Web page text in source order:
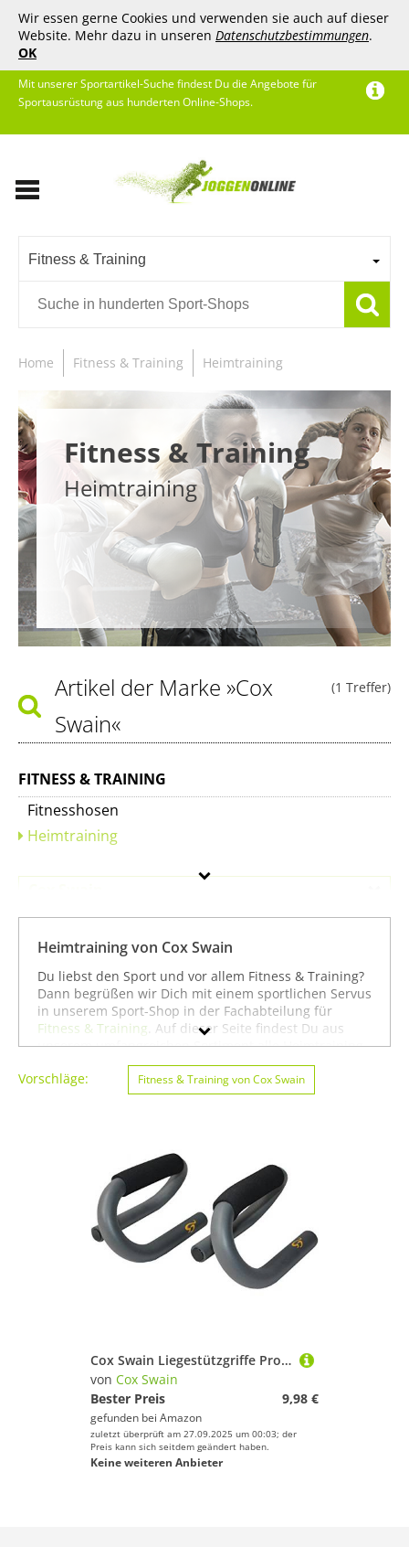
Wir essen gerne Cookies und verwenden sie auch auf dieser
Website. Mehr dazu in unseren Datenschutzbestimmungen.
OK
Mit unserer Sportartikel-Suche findest Du die Angebote für
Sportausrüstung aus hunderten Online-Shops.
Fitness & Training
Home Fitness & Training Heimtraining
Fitness & Training
Heimtraining
(1 Treffer)
Artikel der Marke »Cox
Swain«
FITNESS & TRAINING
Fitnesshosen
Heimtraining
Farbe
Heimtraining von Cox Swain
Du liebst den Sport und vor allem Fitness & Training?
Dann begrüßen wir Dich mit einem sportlichen Servus
in unserem Sport-Shop in der Fachabteilung für
Fitness & Training . Auf dieser Seite findest Du aus
unserem umfangreichen Sortiment alle Heimtraining
der Marke Cox Swain. Mit Hilfe der Filter am linken
Seitenrand kannst Du Dir auchHeimtraining
anderen Marken anzeigen lassen. Alternativ kannst
Produkten für den Sport
umsehen. Mit diesen Hinweisen wünschen wir
Dir viel Erfolg beim Suchen und vor allem weiter viel
Spaß und Erfolg beim Fitness & Training!
Vorschläge: Fitness & Training von Cox Swain
Cox Swain Liegestützgriffe Professional, Colour: Black/Grey, Size: One Size
von Cox Swain
Bester Preis
9,98 €
gefunden bei Amazon
zuletzt überprüft am 27.09.2025 um 00:03; der
Preis kann sich seitdem geändert haben.
Keine weiteren Anbieter